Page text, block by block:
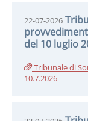
22-07-2026
del 10 luglio
Tribunale di
10.7.2026